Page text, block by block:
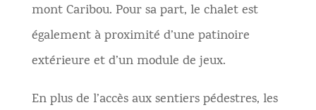
mont Caribou. Pour sa part, le chalet est
également à proximité d’une patinoire
extérieure et d’un module de jeux.
En plus de l’accès aux sentiers pédestres, les